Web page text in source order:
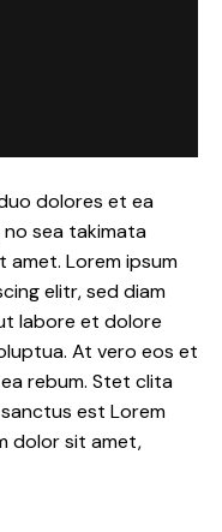
dolores et ea
sea takimata
amet. Lorem ipsum
elitr, sed diam
labore et dolore
At vero eos et
rebum. Stet clita
est Lorem
dolor sit amet,